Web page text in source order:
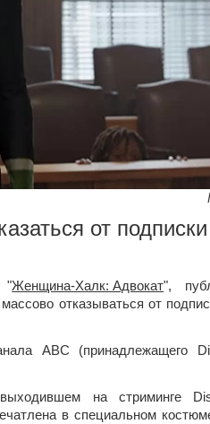
от
"Женщина-Халк: Адвокат",
отказываться от
ABC (принадлежащего
на стриминге
в специальном